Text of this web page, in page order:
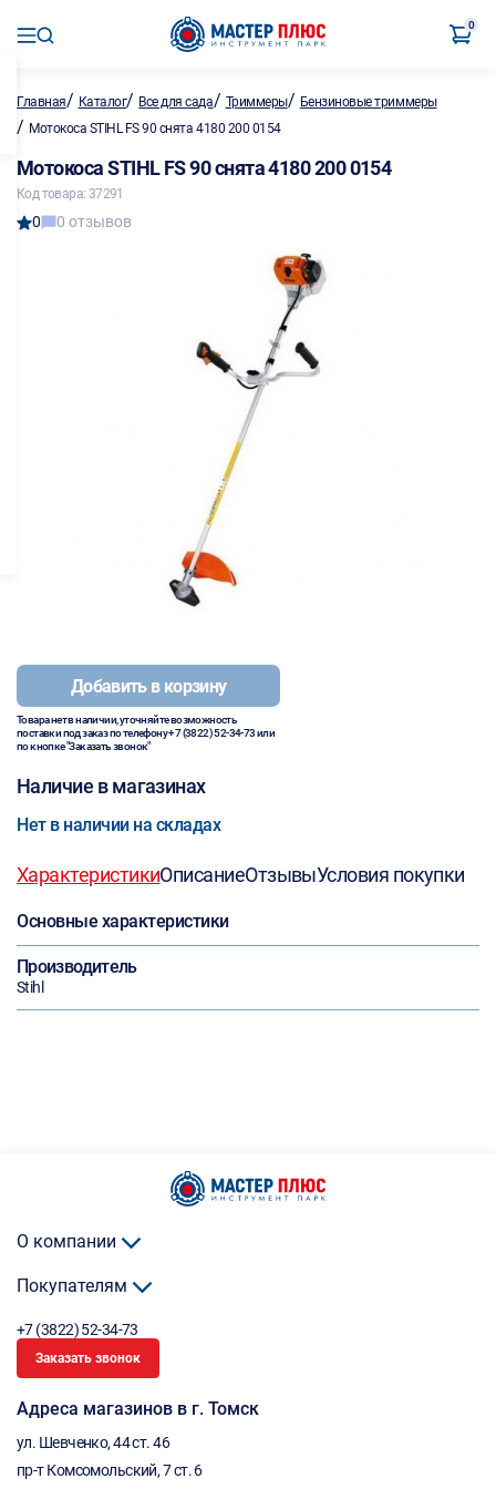
0
Главная/ Каталог/ Все для сада/ Триммеры/ Бензиновые триммеры
/ Мотокоса STIHL FS 90 снята 4180 200 0154
Мотокоса STIHL FS 90 снята 4180 200 0154
Код товара: 37291
0 0 отзывов
Добавить в корзину
Товара нет в наличии, уточняйте возможность
поставки под заказ по телефону+7 (3822) 52-34-73или
по кнопке "Заказать звонок"
Наличие в магазинах
Нет в наличии на складах
ХарактеристикиОписаниеОтзывыУсловия покупки
Основные характеристики
Производитель
Stihl
О компании
Покупателям
+7 (3822) 52-34-73
Заказать звонок
Адреса магазинов в г. Томск
ул. Шевченко, 44 ст. 46
пр-т Комсомольский, 7 ст. 6